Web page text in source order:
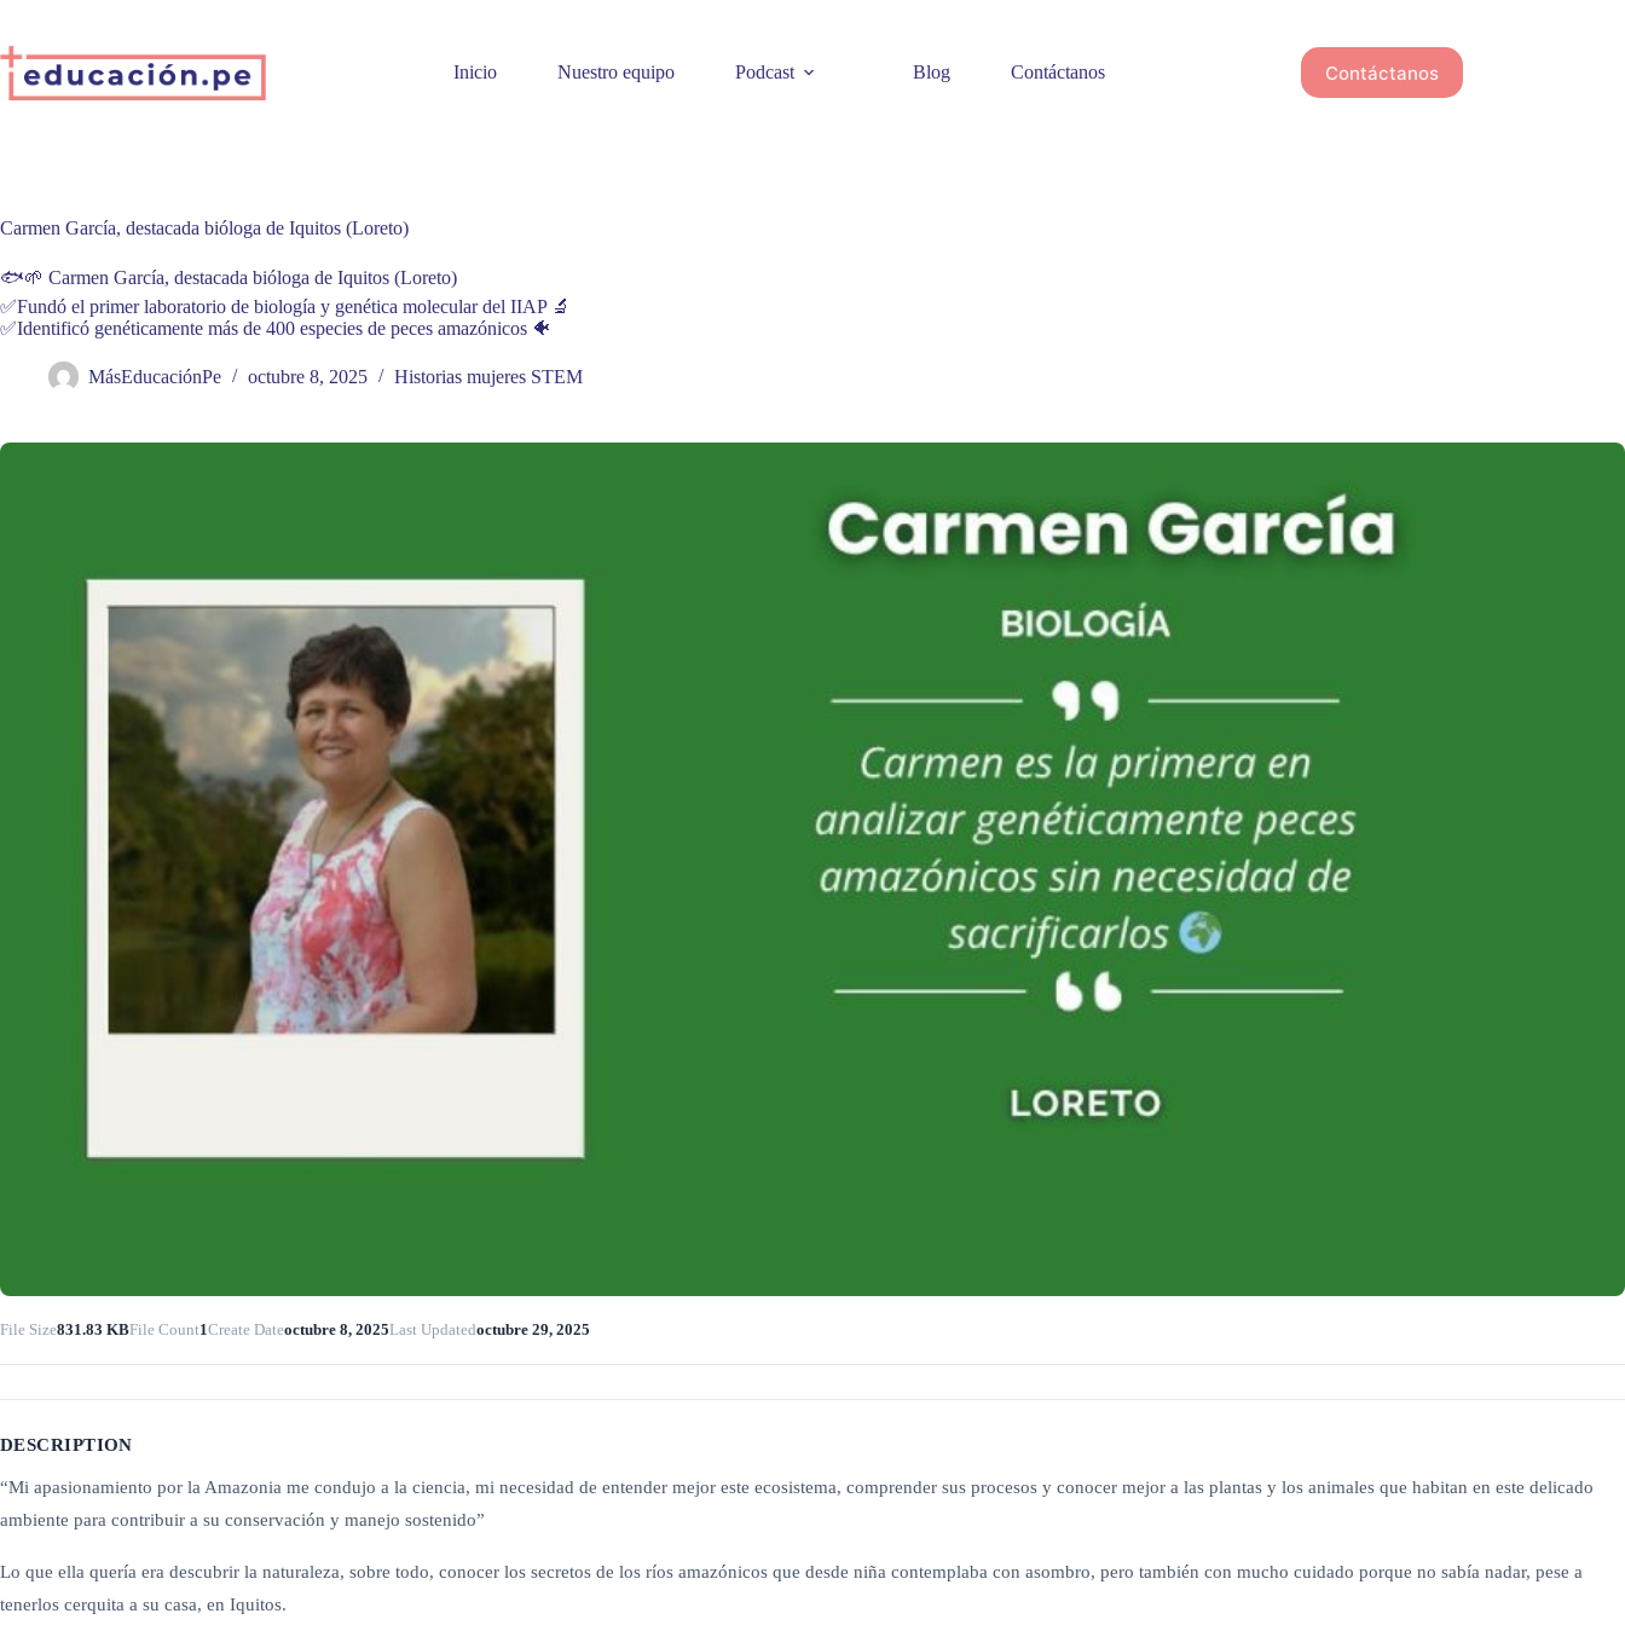
content
Inicio
Nuestro equipo Podcast Blog Contáctanos Contáctanos
Carmen García, destacada bióloga de Iquitos (Loreto)
🐟🌱 Carmen García, destacada bióloga de Iquitos (Loreto)
✅Fundó el primer laboratorio de biología y genética molecular del IIAP 🔬
✅Identificó genéticamente más de 400 especies de peces amazónicos 🐠
MásEducaciónPe octubre 8, 2025 Historias mujeres STEM
File Size831.83 KBFile Count1Create Dateoctubre 8, 2025Last Updatedoctubre 29, 2025
DESCRIPTION
“Mi apasionamiento por la Amazonia me condujo a la ciencia, mi necesidad de entender mejor este ecosistema, comprender sus procesos y conocer mejor a las plantas y los animales que habitan en este delicado
ambiente para contribuir a su conservación y manejo sostenido”
Lo que ella quería era descubrir la naturaleza, sobre todo, conocer los secretos de los ríos amazónicos que desde niña contemplaba con asombro, pero también con mucho cuidado porque no sabía nadar, pese a
tenerlos cerquita a su casa, en Iquitos.